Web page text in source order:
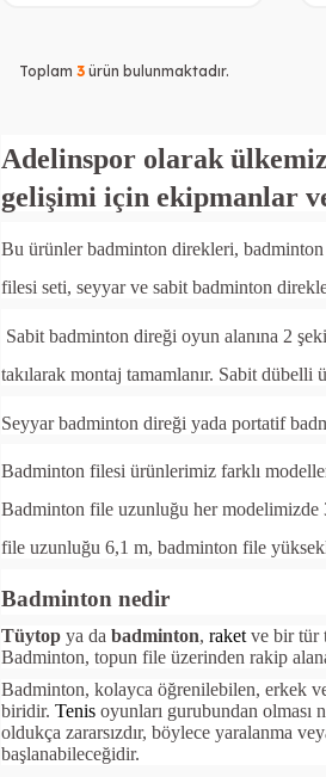
Toplam 3 ürün bulunmaktadır.
Adelinspor olarak
gelişimi için ekipmanlar
Bu ürünler badminton direkleri,
filesi seti, seyyar ve sabit badminton
Sabit badminton direği oyun alanına 2
takılarak montaj tamamlanır. Sabit
Seyyar badminton direği yada portatif
Badminton filesi ürünlerimiz farklı
Badminton file uzunluğu her
file uzunluğu 6,1 m, badminton file
Badminton nedir
Tüytop ya da badminton, raket ve bir tür
Badminton, topun file üzerinden rakip
Badminton, kolayca öğrenilebilen, erkek
biridir. Tenis oyunları gurubundan olması
oldukça zararsızdır, böylece yaralanma
başlanabileceğidir.